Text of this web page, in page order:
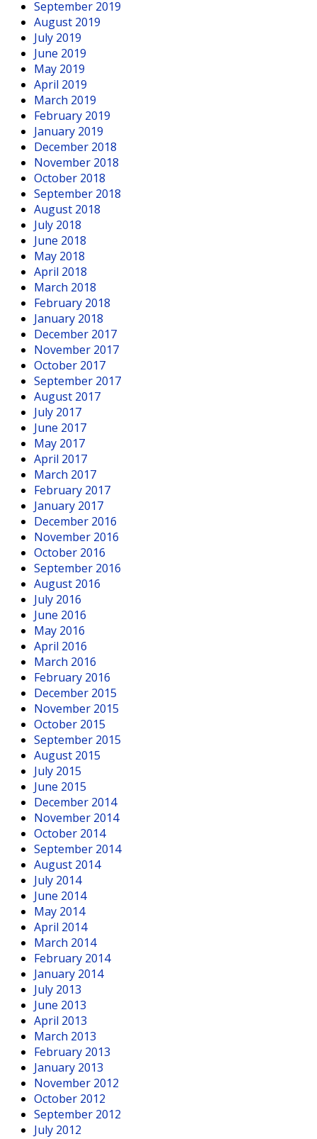
September 2019
August 2019
July 2019
June 2019
May 2019
April 2019
March 2019
February 2019
January 2019
December 2018
November 2018
October 2018
September 2018
August 2018
July 2018
June 2018
May 2018
April 2018
March 2018
February 2018
January 2018
December 2017
November 2017
October 2017
September 2017
August 2017
July 2017
June 2017
May 2017
April 2017
March 2017
February 2017
January 2017
December 2016
November 2016
October 2016
September 2016
August 2016
July 2016
June 2016
May 2016
April 2016
March 2016
February 2016
December 2015
November 2015
October 2015
September 2015
August 2015
July 2015
June 2015
December 2014
November 2014
October 2014
September 2014
August 2014
July 2014
June 2014
May 2014
April 2014
March 2014
February 2014
January 2014
July 2013
June 2013
April 2013
March 2013
February 2013
January 2013
November 2012
October 2012
September 2012
July 2012